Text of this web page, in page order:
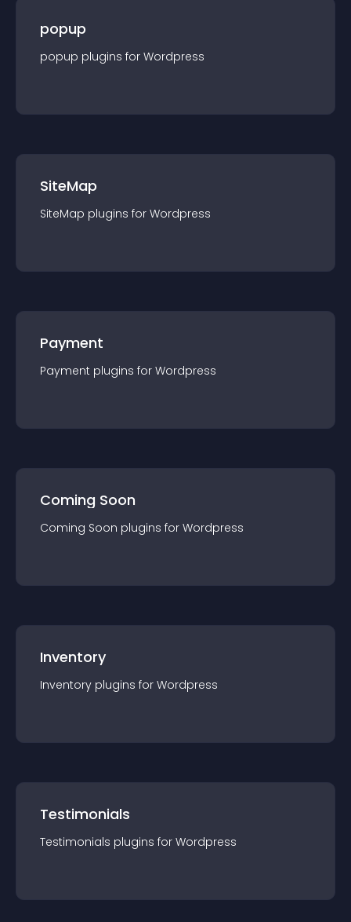
popup
popup plugins for Wordpress
SiteMap
SiteMap plugins for Wordpress
Payment
Payment plugins for Wordpress
Coming Soon
Coming Soon plugins for Wordpress
Inventory
Inventory plugins for Wordpress
Testimonials
Testimonials plugins for Wordpress